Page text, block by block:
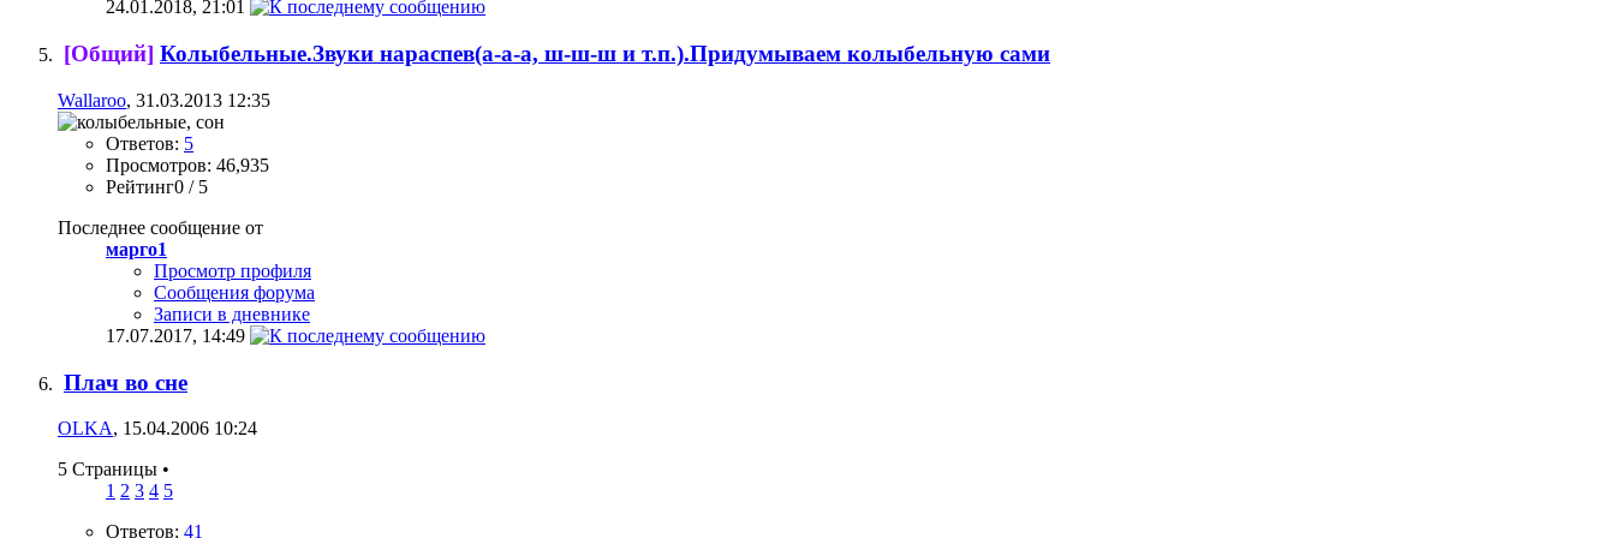
24.01.2018, 21:01
[Общий] Колыбельные.Звуки нараспев(а-а-а, ш-ш-ш и т.п.).Придумываем колыбельную сами
Wallaroo, 31.03.2013 12:35
Ответов: 5
Просмотров: 46,935
Рейтинг0 / 5
Последнее сообщение от
марго1
Просмотр профиля
Сообщения форума
Записи в дневнике
17.07.2017, 14:49
Плач во сне
OLKA, 15.04.2006 10:24
5 Страницы •
1 2 3 4 5
Ответов: 41